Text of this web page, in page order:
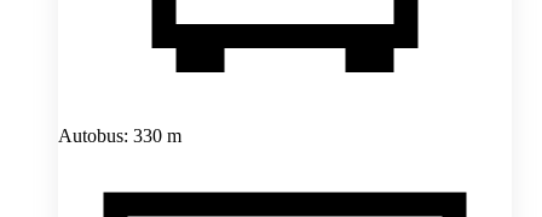
Autobus: 330 m